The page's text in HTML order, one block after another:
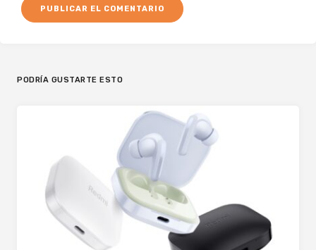
PODRÍA GUSTARTE ESTO